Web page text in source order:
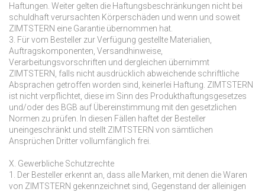
Haftungen. Weiter gelten die Haftungsbeschränkungen nicht bei
schuldhaft verursachten Körperschäden und wenn und soweit
ZIMTSTERN eine Garantie übernommen hat.
3. Für vom Besteller zur Verfügung gestellte Materialien,
Auftragskomponenten, Versandhinweise,
Verarbeitungsvorschriften und dergleichen übernimmt
ZIMTSTERN, falls nicht ausdrücklich abweichende schriftliche
Absprachen getroffen worden sind, keinerlei Haftung. ZIMTSTERN
ist nicht verpflichtet, diese im Sinn des Produkthaftungsgesetzes
und/oder des BGB auf Übereinstimmung mit den gesetzlichen
Normen zu prüfen. In diesen Fällen haftet der Besteller
uneingeschränkt und stellt ZIMTSTERN von sämtlichen
Ansprüchen Dritter vollumfänglich frei.
X. Gewerbliche Schutzrechte
1. Der Besteller erkennt an, dass alle Marken, mit denen die Waren
von ZIMTSTERN gekennzeichnet sind, Gegenstand der alleinigen